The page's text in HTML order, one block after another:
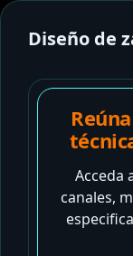
Diseño de
Acceda
canales,